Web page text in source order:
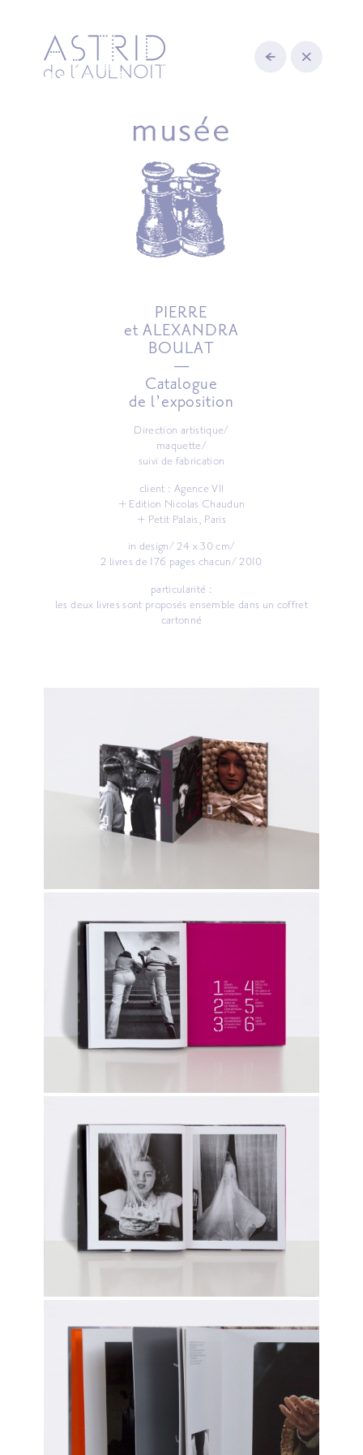
PIERRE
et ALEXANDRA
BOULAT
—
Catalogue
de l’exposition
Direction artistique/
maquette/
suivi de fabrication
client : Agence VII
+ Edition Nicolas Chaudun
+ Petit Palais, Paris
in design/ 24 x 30 cm/
2 livres de 176 pages chacun/ 2010
particularité :
les deux livres sont proposés ensemble dans un coffret
cartonné